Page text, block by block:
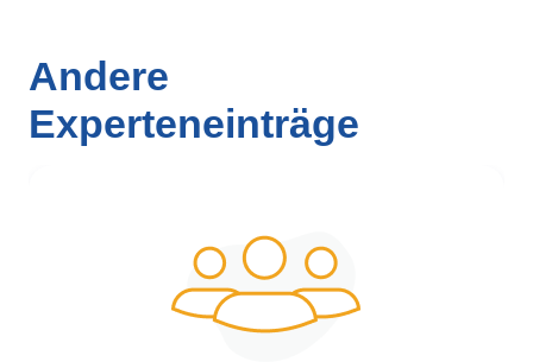
Andere
Experteneinträge